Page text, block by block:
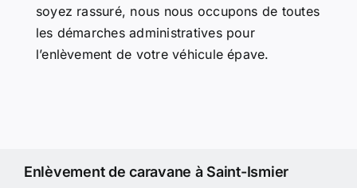
soyez rassuré, nous nous occupons de toutes
les démarches administratives pour
l’enlèvement de votre véhicule épave.
Enlèvement de caravane à Saint-Ismier